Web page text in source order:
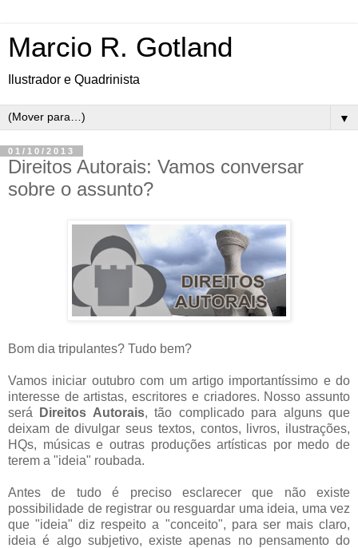
Marcio R. Gotland
Ilustrador e Quadrinista
▼
01/10/2013
Direitos Autorais: Vamos conversar
sobre o assunto?
Bom dia tripulantes? Tudo bem?
Vamos iniciar outubro com um artigo importantíssimo e do
interesse de artistas, escritores e criadores. Nosso assunto
será
Direitos Autorais, tão complicado para alguns que
deixam de divulgar seus textos, contos, livros, ilustrações,
HQs, músicas e outras produções artísticas por medo de
terem a "ideia" roubada.
Antes de tudo é preciso esclarecer que não existe
possibilidade de registrar ou resguardar uma ideia, uma vez
que "ideia" diz respeito a "conceito", para ser mais claro,
ideia é algo subjetivo, existe apenas no pensamento do